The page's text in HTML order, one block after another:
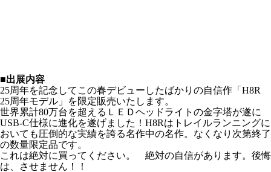
■出展内容
25周年を記念してこの春デビューしたばかりの自信作「H8R
25周年モデル」を限定販売いたします。
世界累計80万台を超えるＬＥＤヘッドライトの金字塔が遂に
USB-C仕様に進化を遂げました！H8Rはトレイルランニングに
おいても圧倒的な実績を誇る名作中の名作。なくなり次第終了
の数量限定品です。
これは絶対に買ってください。 絶対の自信があります。後悔
は、させません！！